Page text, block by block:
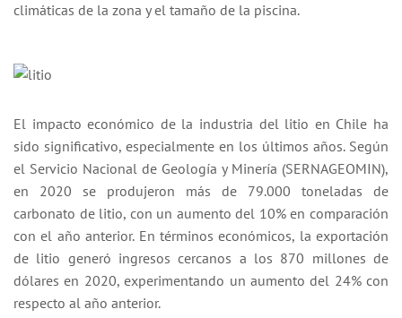
climáticas de la zona y el tamaño de la piscina.
El impacto económico de la industria del litio en Chile ha
sido significativo, especialmente en los últimos años. Según
el Servicio Nacional de Geología y Minería (SERNAGEOMIN),
en 2020 se produjeron más de 79.000 toneladas de
carbonato de litio, con un aumento del 10% en comparación
con el año anterior. En términos económicos, la exportación
de litio generó ingresos cercanos a los 870 millones de
dólares en 2020, experimentando un aumento del 24% con
respecto al año anterior.